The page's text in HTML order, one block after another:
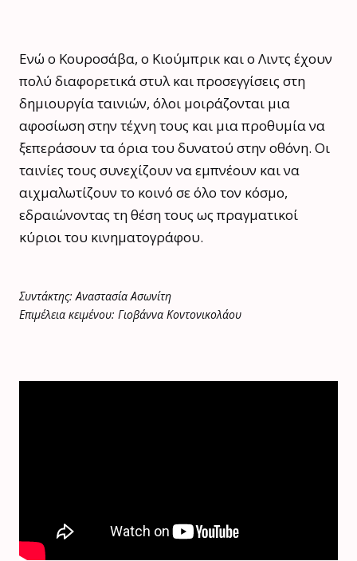
Ενώ ο Κουροσάβα, ο Κιούμπρικ και ο Λιντς έχουν
πολύ διαφορετικά στυλ και προσεγγίσεις στη
δημιουργία ταινιών, όλοι μοιράζονται μια
αφοσίωση στην τέχνη τους και μια προθυμία να
ξεπεράσουν τα όρια του δυνατού στην οθόνη. Οι
ταινίες τους συνεχίζουν να εμπνέουν και να
αιχμαλωτίζουν το κοινό σε όλο τον κόσμο,
εδραιώνοντας τη θέση τους ως πραγματικοί
κύριοι του κινηματογράφου.
Συντάκτης: Αναστασία Ασωνίτη
Επιμέλεια κειμένου: Γιοβάννα Κοντονικολάου